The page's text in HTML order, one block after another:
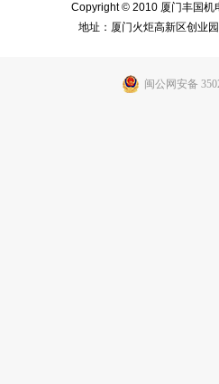
Copyright © 2010 厦门丰国机
地址：厦门火炬高新区创业
闽公网安备